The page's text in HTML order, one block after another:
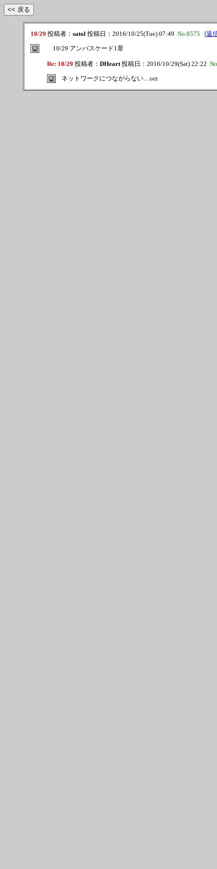
10/29 投稿者： satol 投稿日：2016/10/25(Tue) 07:49 No.8575 [返
10/29 アンバスケード1章
Re: 10/29 投稿者： DHeart投稿日：2016/10/29(Sat) 22:22
ネットワークにつながらない…orz